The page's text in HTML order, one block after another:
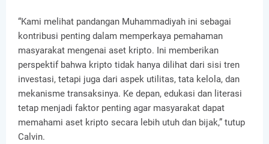
“Kami melihat pandangan Muhammadiyah ini sebagai
kontribusi penting dalam memperkaya pemahaman
masyarakat mengenai aset kripto. Ini memberikan
perspektif bahwa kripto tidak hanya dilihat dari sisi tren
investasi, tetapi juga dari aspek utilitas, tata kelola, dan
mekanisme transaksinya. Ke depan, edukasi dan literasi
tetap menjadi faktor penting agar masyarakat dapat
memahami aset kripto secara lebih utuh dan bijak,” tutup
Calvin.